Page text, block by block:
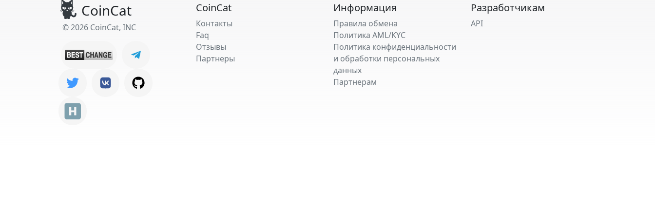
CoinCat
© 2026 CoinCat, INC
CoinCat
Контакты
Faq
Отзывы
Партнеры
Информация
Правила обмена
Политика AML/KYC
Политика конфиденциальности
и обработки персональных
данных
Партнерам
Разработчикам
API